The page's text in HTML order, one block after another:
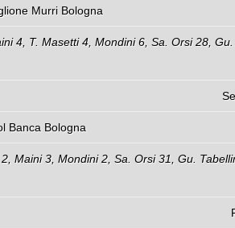
– Castiglione
4, T. Masetti 4, Mondini 6, Sa. Orsi 28,
- Virtus Unipol Banca
Maini 3, Mondini 2, Sa. Orsi 31, Gu.